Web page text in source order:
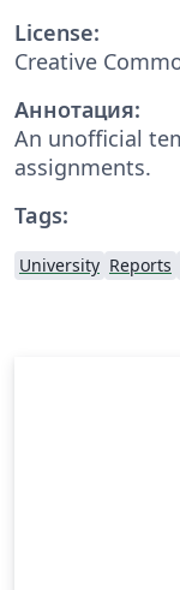
License:
Creative
Аннотация:
An unofficial
assignments.
Tags:
University Reports